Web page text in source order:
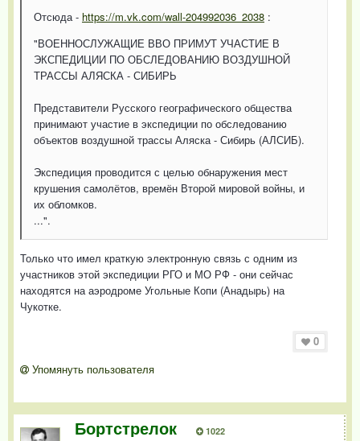
Отсюда - https://m.vk.com/wall-204992036_2038 :
"ВОЕННОСЛУЖАЩИЕ ВВО ПРИМУТ УЧАСТИЕ В
ЭКСПЕДИЦИИ ПО ОБСЛЕДОВАНИЮ ВОЗДУШНОЙ
ТРАССЫ АЛЯСКА - СИБИРЬ
Представители Русского географического общества
принимают участие в экспедиции по обследованию
объектов воздушной трассы Аляска - Сибирь (АЛСИБ).
Экспедиция проводится с целью обнаружения мест
крушения самолётов, времён Второй мировой войны, и
их обломков.
...".
Только что имел краткую электронную связь с одним из
участников этой экспедиции РГО и МО РФ - они сейчас
находятся на аэродроме Угольные Копи (Анадырь) на
Чукотке.
0
Упомянуть пользователя
Бортстрелок 1022